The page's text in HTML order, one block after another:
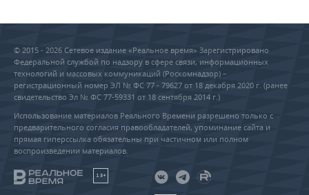
© 2015 - 2026 Сетевое издание «Реальное время» Зарегистрировано
Федеральной службой по надзору в сфере связи, информационных
технологий и массовых коммуникаций (Роскомнадзор) –
регистрационный номер ЭЛ № ФС 77 - 79627 от 18 декабря 2020 г. (ранее
свидетельство Эл № ФС 77-59331 от 18 сентября 2014 г.)
Использование материалов Реального Времени разрешено только с
предварительного согласия правообладателей, упоминание сайта и
прямая гиперссылка обязательны при частичном или полном
воспроизведении материалов.
18+